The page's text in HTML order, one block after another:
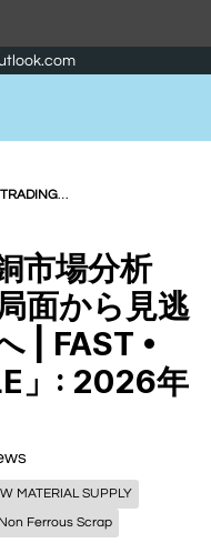
せない蓄積の好機へ | FAST • SHARP • RELIABLE」: 2026年7月2日
市場分析
面から見逃
| FAST •
」: 2026年
MATERIAL SUPPLY
Non Ferrous Scrap